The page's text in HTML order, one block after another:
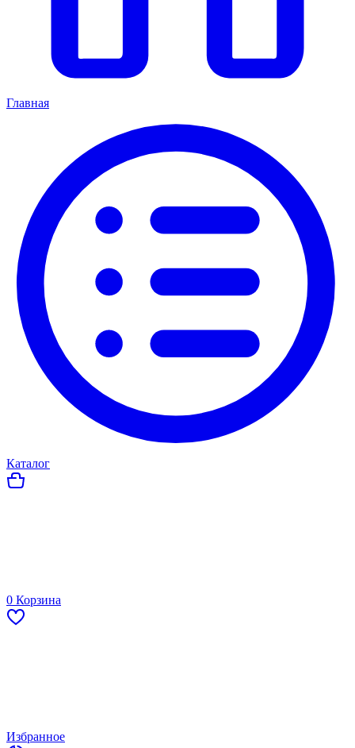
Главная
Каталог
0 Корзина
Избранное